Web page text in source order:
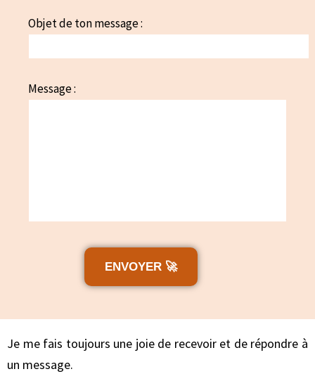
Objet de ton message :
Message :
Je me fais toujours une joie de recevoir et de répondre à
un message.